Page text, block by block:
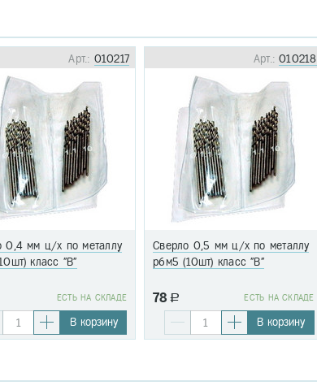
Арт.: 010217
0,4 мм ц/х по металлу
класс "В"
EСТЬ НА СКЛАДЕ
В корзину
Арт.:010218
Сверло 0,5 мм ц/х по металлу
р6м5 (10шт) класс "В"
78 a EСТЬ НА СКЛАДЕ
В корзину